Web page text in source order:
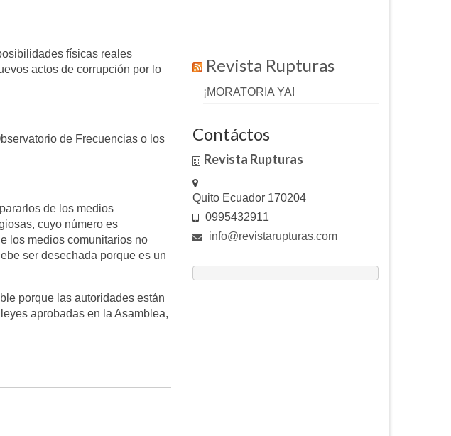
físicas reales
actos de corrupción por lo
de Frecuencias o los
de los medios
cuyo número es
los medios comunitarios no
ser desechada porque es un
porque las autoridades están
aprobadas en la Asamblea,
Revista Rupturas
¡MORATORIA YA!
Contáctos
Revista Rupturas
Quito Ecuador 170204
0995432911
info@revistarupturas.com